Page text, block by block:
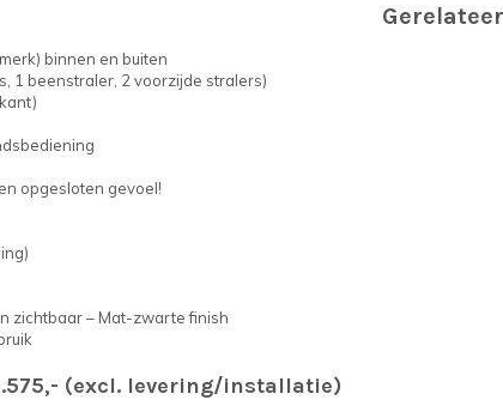
binnen en buiten
1 beenstraler, 2 voorzijde stralers)
opgesloten gevoel!
zichtbaar – Mat-zwarte finish
(excl. levering/installatie)